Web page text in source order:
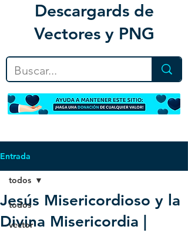
Descargards de
Vectores y PNG
Entrada
todos
vector
todos
Jesús Misericordioso y la
Divina Misericordia |